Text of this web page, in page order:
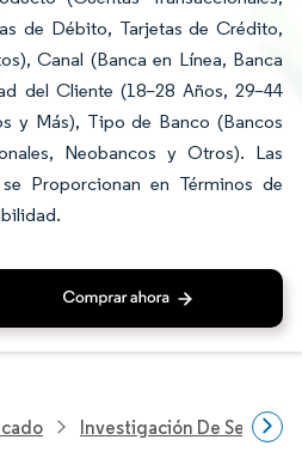
de Débito, Tarjetas de Crédito,
Canal (Banca en Línea, Banca
del Cliente (18–28 Años, 29–44
y Más), Tipo de Banco (Bancos
Neobancos y Otros). Las
Proporcionan en Términos de
Investigación De